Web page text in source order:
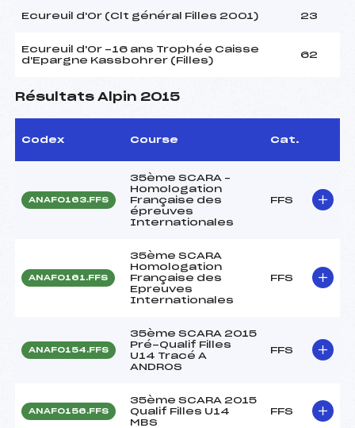
Ecureuil d'Or (Clt général Filles 2001) 23
Ecureuil d'Or -16 ans Trophée Caisse
d'Epargne Kassbohrer (Filles)
62
Résultats Alpin 2015
Codex Course Cat.
ANAF0163.FFS
35ème SCARA –
Homologation
Française des
épreuves
Internationales
FFS
ANAF0161.FFS
35ème SCARA
Homologation
Française des
Epreuves
Internationales
FFS
ANAF0154.FFS
35ème SCARA 2015
Pré-Qualif Filles
U14 Tracé A
ANDROS
FFS
ANAF0156.FFS
35ème SCARA 2015
Qualif Filles U14
MBS
FFS